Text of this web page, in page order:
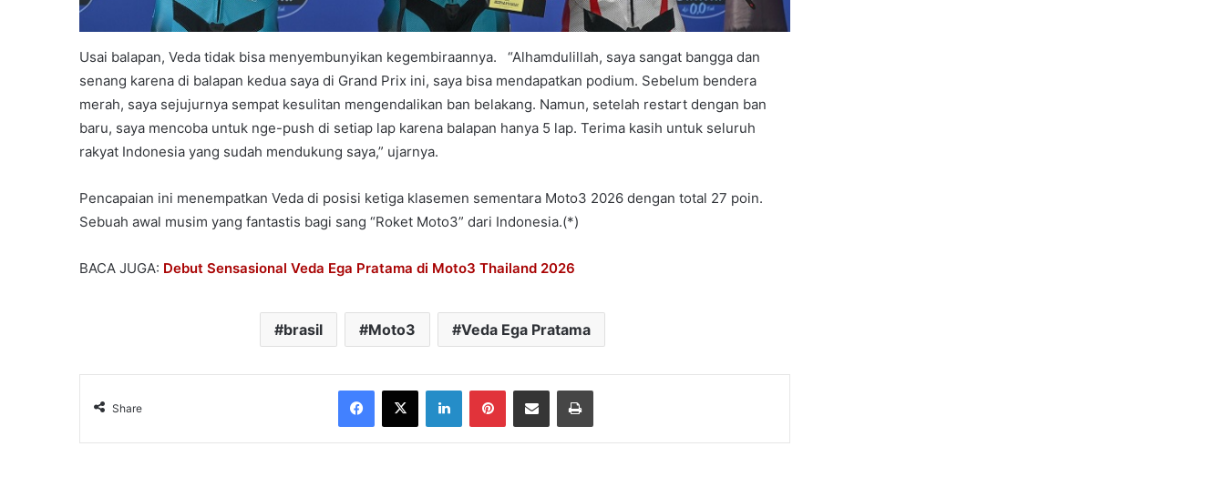
Usai balapan, Veda tidak bisa menyembunyikan kegembiraannya. “Alhamdulillah, saya sangat bangga dan
senang karena di balapan kedua saya di Grand Prix ini, saya bisa mendapatkan podium. Sebelum bendera
merah, saya sejujurnya sempat kesulitan mengendalikan ban belakang. Namun, setelah restart dengan ban
baru, saya mencoba untuk nge-push di setiap lap karena balapan hanya 5 lap. Terima kasih untuk seluruh
rakyat Indonesia yang sudah mendukung saya,” ujarnya.
Pencapaian ini menempatkan Veda di posisi ketiga klasemen sementara Moto3 2026 dengan total 27 poin.
Sebuah awal musim yang fantastis bagi sang “Roket Moto3” dari Indonesia.(*)
BACA JUGA: Debut Sensasional Veda Ega Pratama di Moto3 Thailand 2026
brasil Moto3 Veda Ega Pratama
Share
Facebook
X LinkedInPinterestShare via Email Print